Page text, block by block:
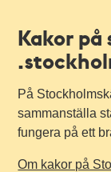
Kakor
På
sammanställa
fungera på ett
Om kakor på